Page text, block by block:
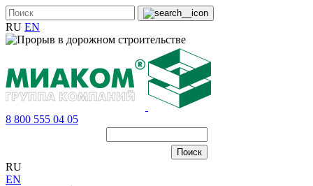
RU EN
8 800 555 04 05
RU
EN